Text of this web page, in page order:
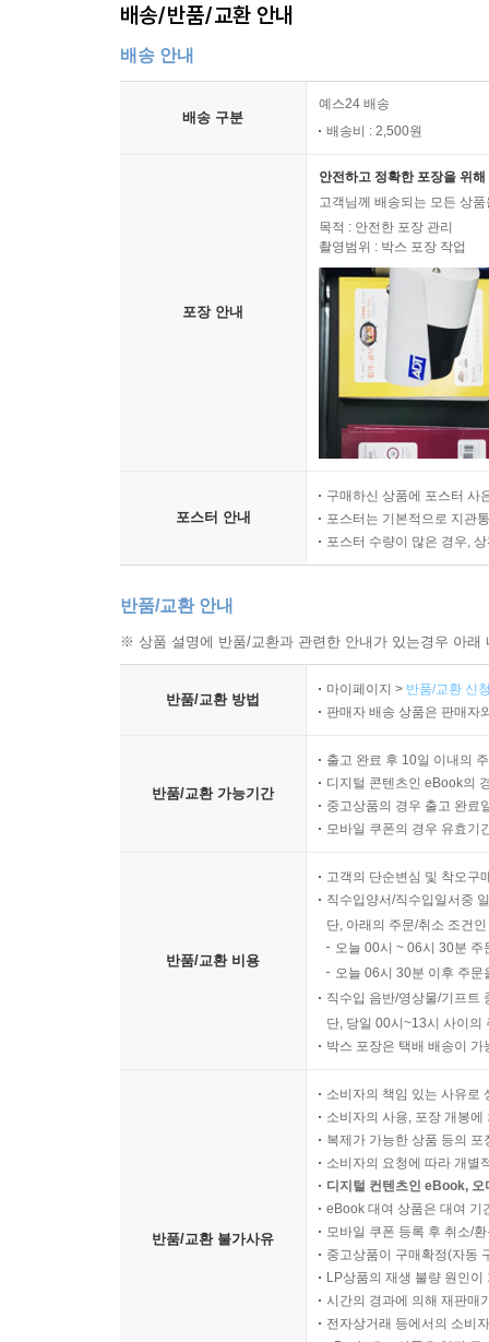
배송/반품/교환 안내
배송 안내
배송 구분
예스24 배송
배송비 : 2,500원
포장 안내
안전하고 정확한 포장을 위
고객님께 배송되는 모든 상
목적 : 안전한 포장 관리
촬영범위 : 박스 포장 작업
포스터 안내
구매하신 상품에 포스터 사
포스터는 기본적으로 지관
포스터 수량이 많은 경우,
반품/교환 안내
※ 상품 설명에 반품/교환과 관련한 안내가 있는경우 아
반품/교환 방법
마이페이지 > 반품/교환 신
판매자 배송 상품은 판매자
반품/교환 가능기간
출고 완료 후 10일 이내의
디지털 콘텐츠인 eBook의
중고상품의 경우 출고 완료
모바일 쿠폰의 경우 유효기
반품/교환 비용
고객의 단순변심 및 착오구
직수입양서/직수입일서중
단, 아래의 주문/취소 조건
오늘 00시 ~ 06시 30분
오늘 06시 30분 이후 주
직수입 음반/영상물/기프트
단, 당일 00시~13시 사이의
박스 포장은 택배 배송이
반품/교환 불가사유
소비자의 책임 있는 사유로
소비자의 사용, 포장 개봉
복제가 가능한 상품 등의
소비자의 요청에 따라 개별
디지털 컨텐츠인 eBook,
eBook 대여 상품은 대여 기
모바일 쿠폰 등록 후 취소/
중고상품이 구매확정(자동
LP상품의 재생 불량 원인
시간의 경과에 의해 재판매
전자상거래 등에서의 소비